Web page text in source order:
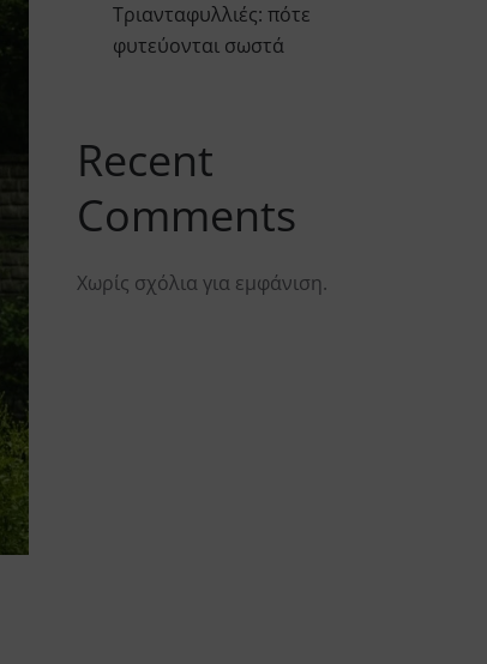
Τριανταφυλλιές: πότε
φυτεύονται σωστά
Recent
Comments
Χωρίς σχόλια για εμφάνιση.